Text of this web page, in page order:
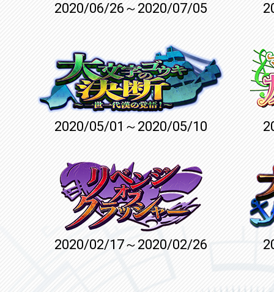
2020/06/26～2020/07/05
2020/05/01～2020/05/10
2020/02/17～2020/02/26